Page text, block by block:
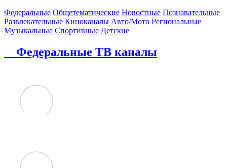
Федеральные Общетематические Новостные Познавательные
Развлекательные Киноканалы Авто/Мото Региональные
Музыкальные Спортивные Детские
Федеральные ТВ каналы